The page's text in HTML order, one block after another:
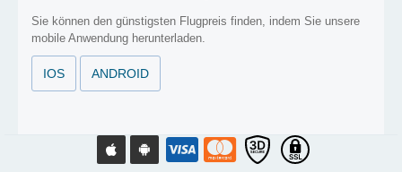
Sie können den günstigsten Flugpreis finden, indem Sie unsere
mobile Anwendung herunterladen.
IOS ANDROID